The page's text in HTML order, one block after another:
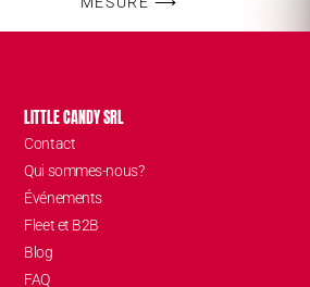
LITTLE CANDY SRL
Contact
Qui sommes-nous?
Événements
Fleet et B2B
Blog
FAQ